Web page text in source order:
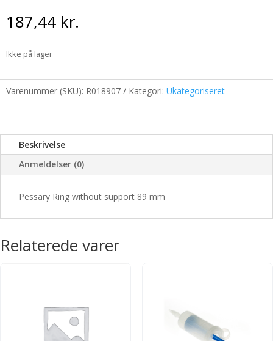
187,44 kr.
Ikke på lager
Varenummer (SKU): R018907 Kategori: Ukategoriseret
Beskrivelse
Anmeldelser (0)
Pessary Ring without support 89 mm
Relaterede varer